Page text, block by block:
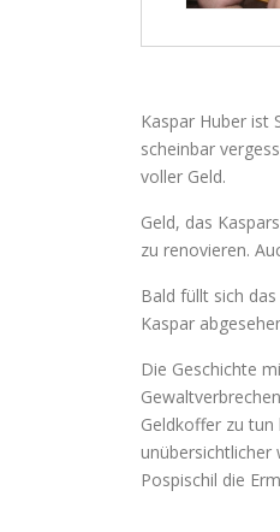
Kaspar Huber ist
scheinbar
voller Geld.
Geld, das
zu renovieren.
Bald füllt sich
Kaspar
Die Geschichte
Geldkoffer zu
unübersichtlicher
Pospischil die